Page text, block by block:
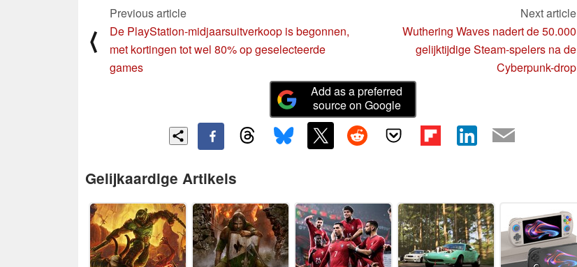
⟨
Previous article
De PlayStation-midjaarsuitverkoop is begonnen,
met kortingen tot wel 80% op geselecteerde
games
Next article
Wuthering Waves nadert de 50.000
gelijktijdige Steam-spelers na de
Cyberpunk-drop
Add as a preferred
source on Google
Gelijkaardige Artikels